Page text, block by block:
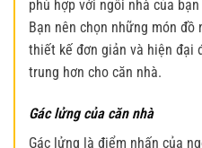
phù hợp với ngôi nhà của
Bạn nên chọn những món
thiết kế đơn giản và hiện đại
trung hơn cho căn nhà.
Gác lửng của căn nhà
Gác lửng là điểm nhấn của